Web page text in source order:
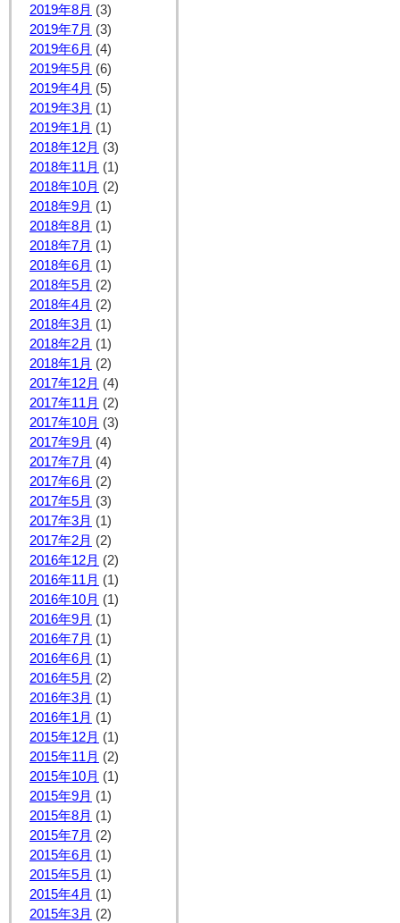
2019年8月 (3)
2019年7月 (3)
2019年6月 (4)
2019年5月 (6)
2019年4月 (5)
2019年3月 (1)
2019年1月 (1)
2018年12月 (3)
2018年11月 (1)
2018年10月 (2)
2018年9月 (1)
2018年8月 (1)
2018年7月 (1)
2018年6月 (1)
2018年5月 (2)
2018年4月 (2)
2018年3月 (1)
2018年2月 (1)
2018年1月 (2)
2017年12月 (4)
2017年11月 (2)
2017年10月 (3)
2017年9月 (4)
2017年7月 (4)
2017年6月 (2)
2017年5月 (3)
2017年3月 (1)
2017年2月 (2)
2016年12月 (2)
2016年11月 (1)
2016年10月 (1)
2016年9月 (1)
2016年7月 (1)
2016年6月 (1)
2016年5月 (2)
2016年3月 (1)
2016年1月 (1)
2015年12月 (1)
2015年11月 (2)
2015年10月 (1)
2015年9月 (1)
2015年8月 (1)
2015年7月 (2)
2015年6月 (1)
2015年5月 (1)
2015年4月 (1)
2015年3月 (2)